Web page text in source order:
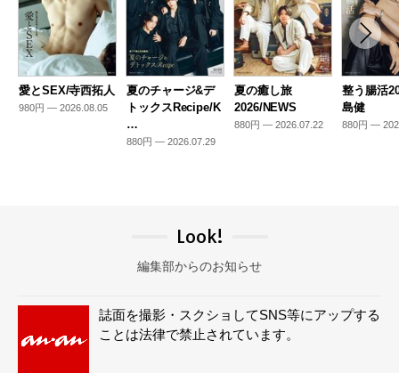
愛とSEX/寺西拓人
980円 — 2026.08.05
夏のチャージ&デ
トックスRecipe/K
…
880円 — 2026.07.29
夏の癒し旅
2026/NEWS
880円 — 2026.07.22
整う腸活
島健
880円 —
Look!
編集部からのお知らせ
誌面を撮影・スクショしてSNS等にアップする
ことは法律で禁止されています。